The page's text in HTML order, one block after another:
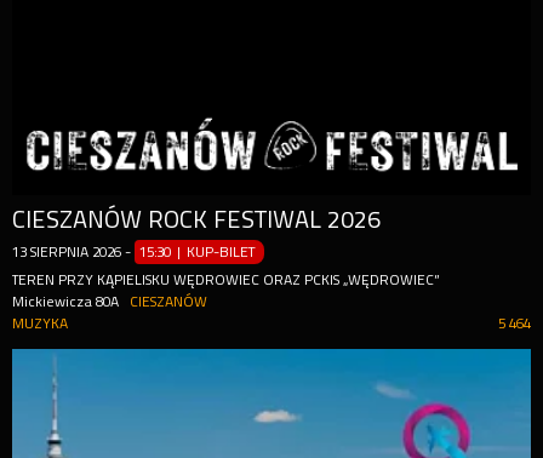
CIESZANÓW ROCK FESTIWAL 2026
13 SIERPNIA 2026 - 15:30 | KUP-BILET
TEREN PRZY KĄPIELISKU WĘDROWIEC ORAZ PCKIS „WĘDROWIEC”
Mickiewicza 80A
CIESZANÓW
5 464
MUZYKA